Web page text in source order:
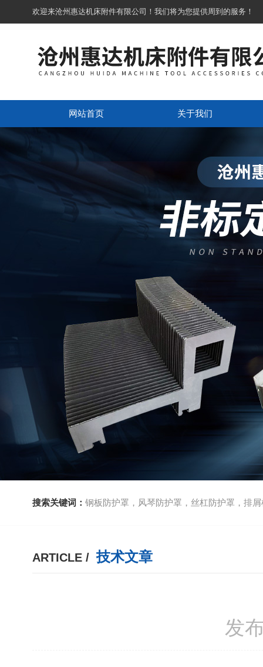
欢迎来沧州惠达机床附件有限公司！我们将为您提供周到的服务！
网站首页 关于我们
搜索关键词： 钢板防护罩，风琴防护罩，丝杠防护罩，排屑机
ARTICLE / 技术文章
发